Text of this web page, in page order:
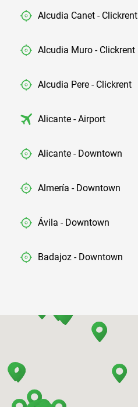
Alcudia Canet - Clickrent
Alcudia Muro - Clickrent
Alcudia Pere - Clickrent
Alicante - Airport
Alicante - Downtown
Almería - Downtown
Ávila - Downtown
Badajoz - Downtown
Barcelona - El Prat
Barcelona - Mataro